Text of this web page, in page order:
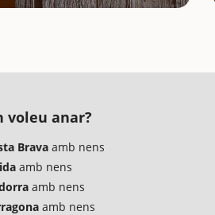
voleu anar?
Brava amb nens
amb nens
amb nens
amb nens